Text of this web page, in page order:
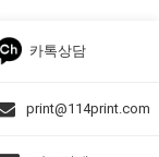
카톡상담
print@114print.com